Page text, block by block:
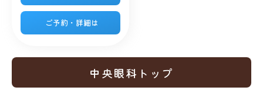
ご予約・詳細は
中央眼科トップ